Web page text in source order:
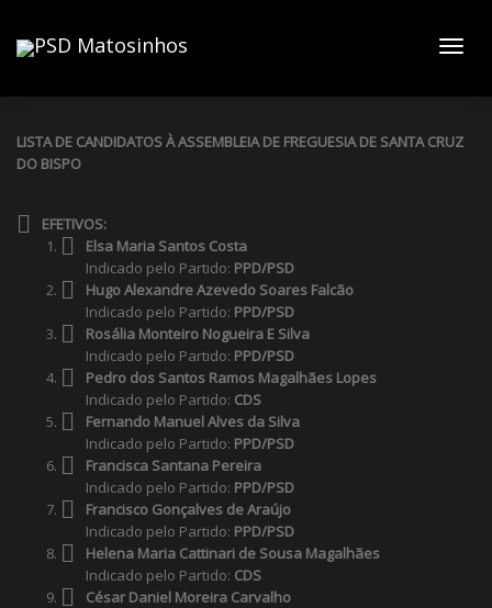
LISTA DE CANDIDATOS À ASSEMBLEIA DE FREGUESIA DE SANTA CRUZ
DO BISPO
EFETIVOS:
Elsa Maria Santos Costa
Indicado pelo Partido: PPD/PSD
Hugo Alexandre Azevedo Soares Falcão
Indicado pelo Partido: PPD/PSD
Rosália Monteiro Nogueira E Silva
Indicado pelo Partido: PPD/PSD
Pedro dos Santos Ramos Magalhães Lopes
Indicado pelo Partido: CDS
Fernando Manuel Alves da Silva
Indicado pelo Partido: PPD/PSD
Francisca Santana Pereira
Indicado pelo Partido: PPD/PSD
Francisco Gonçalves de Araújo
Indicado pelo Partido: PPD/PSD
Helena Maria Cattinari de Sousa Magalhães
Indicado pelo Partido: CDS
César Daniel Moreira Carvalho